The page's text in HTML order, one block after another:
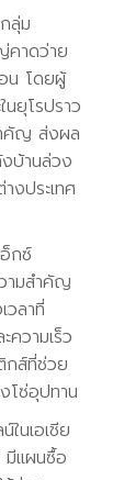
ลุ่ม
าดว่าย
น โดยผู้
ยุโรปราว
คัญ ส่งผล
งบ้านล่วง
งประเทศ
กซ์
ามสำคัญ
วลาที่
ความเร็ว
กส์ที่ช่วย
โซ่อุปทาน
นเอเชีย
แผนซื้อ